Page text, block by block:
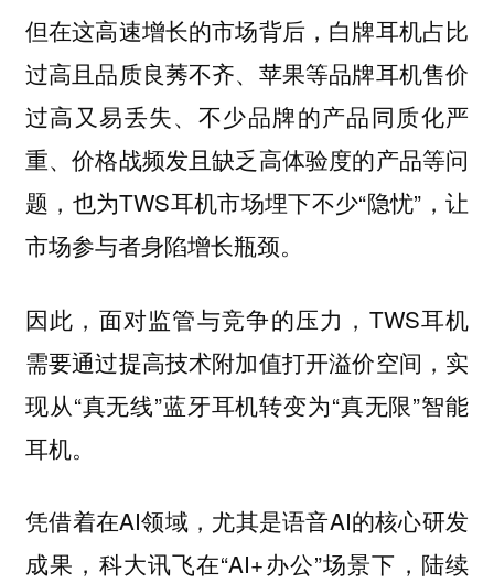
但在这高速增长的市场背后，白牌耳机占比
过高且品质良莠不齐、苹果等品牌耳机售价
过高又易丢失、不少品牌的产品同质化严
重、价格战频发且缺乏高体验度的产品等问
题，也为TWS耳机市场埋下不少“隐忧”，让
市场参与者身陷增长瓶颈。
因此，面对监管与竞争的压力，TWS耳机
需要通过提高技术附加值打开溢价空间，实
现从“真无线”蓝牙耳机转变为“真无限”智能
耳机。
凭借着在AI领域，尤其是语音AI的核心研发
成果，科大讯飞在“AI+办公”场景下，陆续